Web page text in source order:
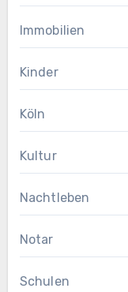
Immobilien
Kinder
Köln
Kultur
Nachtleben
Notar
Schulen